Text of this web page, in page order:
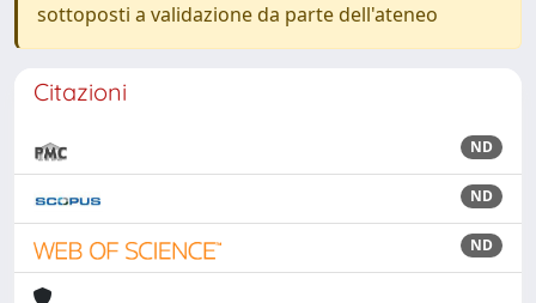
sottoposti a validazione da parte dell'ateneo
Citazioni
ND
ND
ND